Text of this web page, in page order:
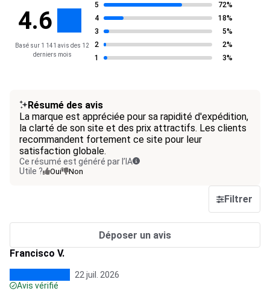
4.6
Basé sur 1 141 avis des 12
derniers mois
5
72%
4
18%
3
5%
2
2%
1
3%
Résumé des avis
La marque est appréciée pour sa rapidité d'expédition,
la clarté de son site et des prix attractifs. Les clients
recommandent fortement ce site pour leur
satisfaction globale.
Ce résumé est généré par l’IA
Utile ?
Oui Non
Filtrer
Déposer un avis
Francisco V.
22 juil. 2026
Avis vérifié